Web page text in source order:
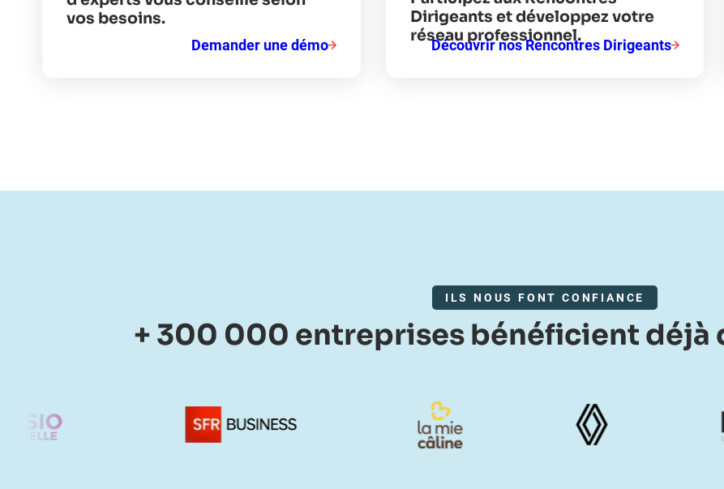
vos besoins.
Demander une démo
Dirigeants et développez votre
réseau professionnel.
Découvrir nos Rencontres Dirigeants
ILS NOUS FONT CONFIANCE
+ 300 000 entreprises bénéficient déjà